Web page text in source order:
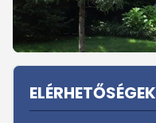
Sidebar
ELÉRHETŐSÉGEK